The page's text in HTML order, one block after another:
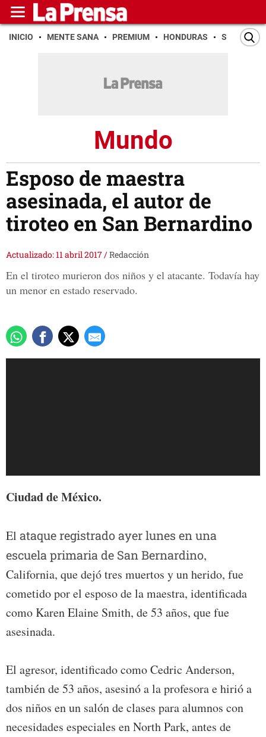
INICIO MENTE SANA PREMIUM HONDURAS SAN PEDRO
Mundo
Esposo de maestra
asesinada, el autor de
tiroteo en San Bernardino
Actualizado: 11 abril 2017/Redacción
En el tiroteo murieron dos niños y el atacante. Todavía hay
un menor en estado reservado.
Ciudad de México.
El ataque registrado ayer lunes en una
escuela primaria de San Bernardino,
California, que dejó tres muertos y un herido, fue
cometido por el esposo de la maestra, identificada
como Karen Elaine Smith, de 53 años, que fue
asesinada.
El agresor, identificado como Cedric Anderson,
también de 53 años, asesinó a la profesora e hirió a
dos niños en un salón de clases para alumnos con
necesidades especiales en North Park, antes de